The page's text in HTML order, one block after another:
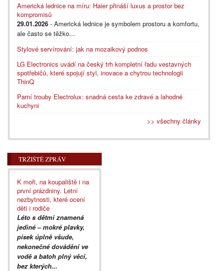
Americká lednice na míru: Haier přináší luxus a prostor bez
kompromisů
29.01.2026 - Americká lednice je symbolem prostoru a komfortu,
ale často se těžko...
Stylové servírování: jak na mozaikový podnos
LG Electronics uvádí na český trh kompletní řadu vestavných
spotřebičů, které spojují styl, inovace a chytrou technologii
ThinQ
Parní trouby Electrolux: snadná cesta ke zdravé a lahodné
kuchyni
>> všechny články
TRŽIŠTĚ ZPRÁV
K moři, na koupaliště i na
první prázdniny. Letní
nezbytnosti, které ocení
děti i rodiče
Léto s dětmi znamená
jediné – mokré plavky,
písek úplně všude,
nekonečné dovádění ve
vodě a batoh plný věcí,
bez kterých...